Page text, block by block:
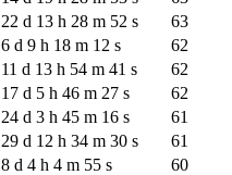
22 d 13 h 28 m 52 s
63
6 d 9 h 18 m 12 s
62
11 d 13 h 54 m 41 s
62
17 d 5 h 46 m 27 s
62
24 d 3 h 45 m 16 s
61
29 d 12 h 34 m 30 s
61
8 d 4 h 4 m 55 s
60